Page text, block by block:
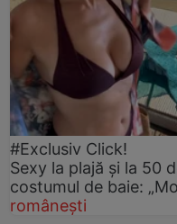
#Exclusiv Click!
Sexy la plajă și la 50
costumul de baie:
românești